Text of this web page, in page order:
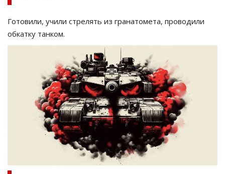
Готовили, учили стрелять из гранатомета, проводили
обкатку танком.